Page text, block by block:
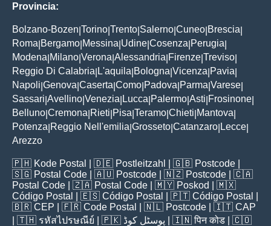
Provincia:
Bolzano-Bozen Torino Trento Salerno Cuneo Brescia
Roma Bergamo Messina Udine Cosenza Perugia
Modena Milano Verona Alessandria Firenze Treviso
Reggio Di Calabria L'aquila Bologna Vicenza Pavia
Napoli Genova Caserta Como Padova Parma Varese
Sassari Avellino Venezia Lucca Palermo Asti Frosinone
Belluno Cremona Rieti Pisa Teramo Chieti Mantova
Potenza Reggio Nell'emilia Grosseto Catanzaro Lecce
Arezzo
🇵🇭 Kode Postal | 🇩🇪 Postleitzahl | 🇬🇧 Postcode
🇸🇬 Postal Code | 🇦🇺 Postcode | 🇳🇿 Postcode | 🇨🇦
Postal Code | 🇿🇦 Postal Code | 🇲🇾 Poskod
| 🇲🇽
Código Postal
| 🇪🇸 Código Postal | 🇵🇹 Código Postal
🇧🇷 CEP | 🇫🇷 Code Postal | 🇳🇱 Postcode | 🇮🇹 CAP
| 🇹🇭 รหัสไปรษณีย์ | 🇵🇰 پوسٹل کوڈ | 🇮🇳पिन कोड | 🇨🇴